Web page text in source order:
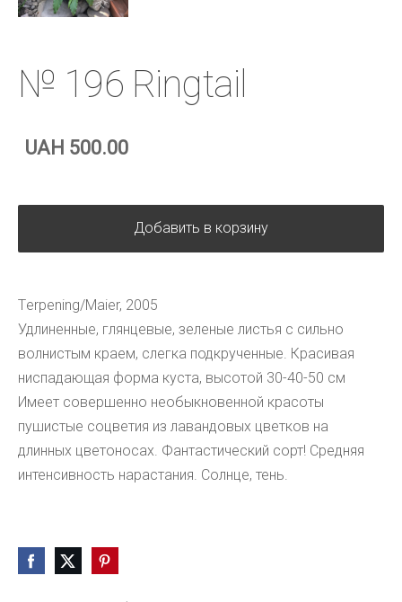
№ 196 Ringtail
UAH 500.00
Добавить в корзину
Тerpening/Maier, 2005
Удлиненные, глянцевые, зеленые листья с сильно
волнистым краем, слегка подкрученные. Красивая
ниспадающая форма куста, высотой 30-40-50 см
Имеет совершенно необыкновенной красоты
пушистые соцветия из лавандовых цветков на
длинных цветоносах. Фантастический сорт! Средняя
интенсивность нарастания. Солнце, тень.